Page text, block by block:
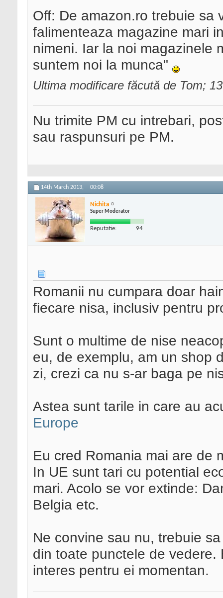
Off: De amazon.ro trebuie sa
falimenteaza magazine mari
nimeni. Iar la noi magazinele
suntem noi la munca"
Ultima modificare făcută de Tom;
Nu trimite PM cu intrebari,
sau raspunsuri pe PM.
14th March 2013, 00:08
Nichita
Super Moderator
Reputatie: 94
Romanii nu cumpara doar
fiecare nisa, inclusiv pentru
Sunt o multime de nise
eu, de exemplu, am un shop
zi, crezi ca nu s-ar baga pe
Astea sunt tarile in care au
Europe
Eu cred Romania mai are de
In UE sunt tari cu potential
mari. Acolo se vor extinde:
Belgia etc.
Ne convine sau nu, trebuie
din toate punctele de
interes pentru ei momentan.